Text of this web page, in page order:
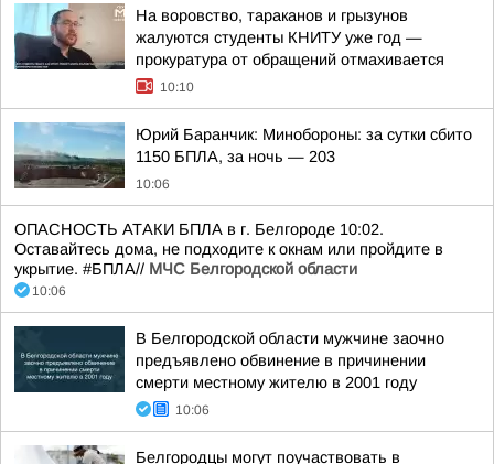
На воровство, тараканов и грызунов
жалуются студенты КНИТУ уже год —
прокуратура от обращений отмахивается
10:10
Юрий Баранчик: Минобороны: за сутки сбито
1150 БПЛА, за ночь — 203
10:06
ОПАСНОСТЬ АТАКИ БПЛА в г. Белгороде 10:02.
Оставайтесь дома, не подходите к окнам или пройдите в
укрытие. #БПЛА// МЧС Белгородской области
10:06
В Белгородской области мужчине заочно
предъявлено обвинение в причинении
смерти местному жителю в 2001 году
10:06
Белгородцы могут поучаствовать в